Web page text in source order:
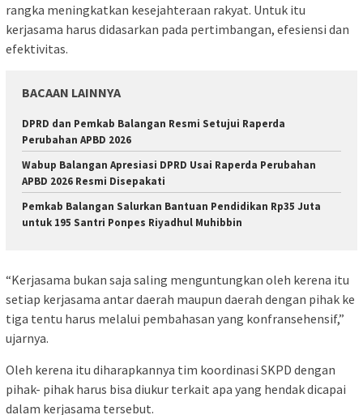
rangka meningkatkan kesejahteraan rakyat. Untuk itu
kerjasama harus didasarkan pada pertimbangan, efesiensi dan
efektivitas.
BACAAN LAINNYA
DPRD dan Pemkab Balangan Resmi Setujui Raperda
Perubahan APBD 2026
Wabup Balangan Apresiasi DPRD Usai Raperda Perubahan
APBD 2026 Resmi Disepakati
Pemkab Balangan Salurkan Bantuan Pendidikan Rp35 Juta
untuk 195 Santri Ponpes Riyadhul Muhibbin
“Kerjasama bukan saja saling menguntungkan oleh kerena itu
setiap kerjasama antar daerah maupun daerah dengan pihak ke
tiga tentu harus melalui pembahasan yang konfransehensif,”
ujarnya.
Oleh kerena itu diharapkannya tim koordinasi SKPD dengan
pihak- pihak harus bisa diukur terkait apa yang hendak dicapai
dalam kerjasama tersebut.